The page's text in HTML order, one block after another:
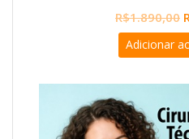
o
u
t
o
R$1.890,00
Adicionar